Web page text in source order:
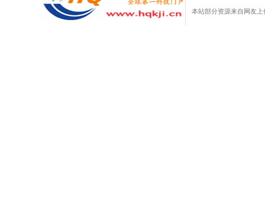
本站部分资源来自网友